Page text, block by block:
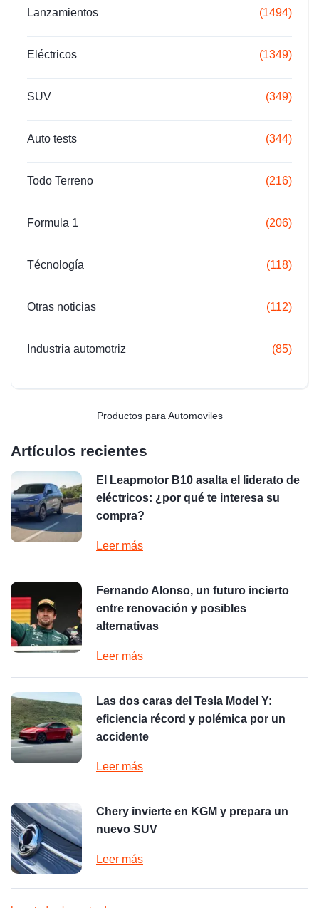
Lanzamientos (1494)
Eléctricos (1349)
SUV (349)
Auto tests (344)
Todo Terreno (216)
Formula 1 (206)
Técnología (118)
Otras noticias (112)
Industria automotriz (85)
Productos para Automoviles
Artículos recientes
El Leapmotor B10 asalta el liderato de
eléctricos: ¿por qué te interesa su
compra?
Leer más
Fernando Alonso, un futuro incierto
entre renovación y posibles
alternativas
Leer más
Las dos caras del Tesla Model Y:
eficiencia récord y polémica por un
accidente
Leer más
Chery invierte en KGM y prepara un
nuevo SUV
Leer más